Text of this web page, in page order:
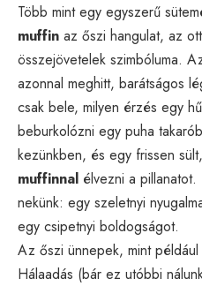
Több mint egy egyszerű
muffin az őszi hangulat, az
összejövetelek szimbóluma.
azonnal meghitt, barátságos
csak bele, milyen érzés egy
beburkolózni egy puha
kezünkben, és egy frissen
muffinnal élvezni a
nekünk: egy szeletnyi
egy csipetnyi boldogságot.
Az őszi ünnepek, mint
Hálaadás (bár ez utóbbi